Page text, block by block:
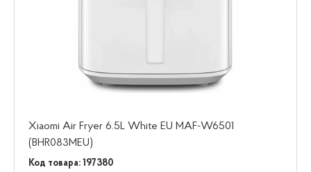
Xiaomi Air Fryer 6.5L White EU MAF-W6501
(BHR083MEU)
Код товара: 197380